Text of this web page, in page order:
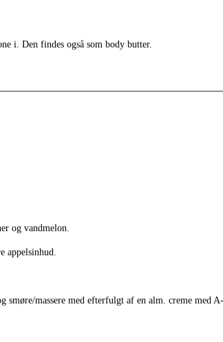
i. Den findes også som body butter.
og vandmelon.
appelsinhud.
massere med efterfulgt af en alm. creme med